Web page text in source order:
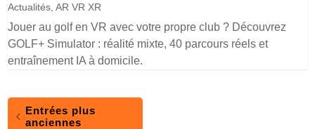
Actualités ,AR VR XR
Jouer au golf en VR avec votre propre club ? Découvrez
GOLF+ Simulator : réalité mixte, 40 parcours réels et
entraînement IA à domicile.
Entrées plus
anciennes